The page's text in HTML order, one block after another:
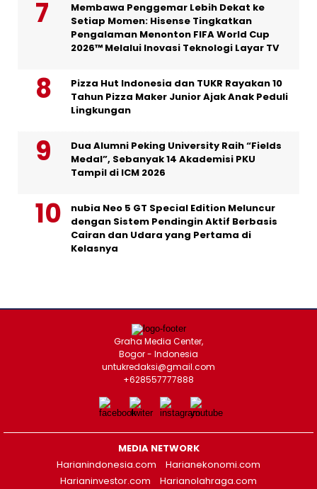
Membawa Penggemar Lebih Dekat ke
Setiap Momen: Hisense Tingkatkan
Pengalaman Menonton FIFA World Cup
2026™ Melalui Inovasi Teknologi Layar TV
Pizza Hut Indonesia dan TUKR Rayakan 10
Tahun Pizza Maker Junior Ajak Anak Peduli
Lingkungan
Dua Alumni Peking University Raih “Fields
Medal”, Sebanyak 14 Akademisi PKU
Tampil di ICM 2026
nubia Neo 5 GT Special Edition Meluncur
dengan Sistem Pendingin Aktif Berbasis
Cairan dan Udara yang Pertama di
Kelasnya
Graha Media Center,
Bogor - Indonesia
untukredaksi@gmail.com
+628557777888
MEDIA NETWORK
Harianindonesia.com
Harianekonomi.com
Harianinvestor.com
Harianolahraga.com